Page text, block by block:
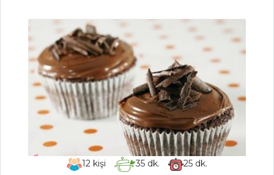
Nasıl Yapılır?
Balık Yemekleri
Tüm Tarifleri
PASTA VE
TATLILAR
Vişneli ve
Yoğurtlu Jole Tarifi,
12 kişi 35dk. 25dk.